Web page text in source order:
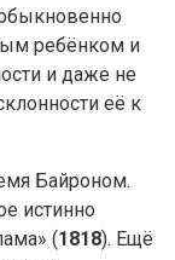
ребёнком и
и даже не
её к
Байроном.
истинно
(1818). Ещё